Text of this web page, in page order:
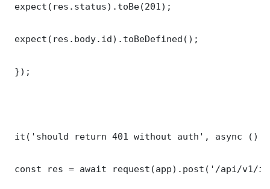
expect(res.status).toBe(201);
expect(res.body.id).toBeDefined();
});
it('should return 401 without auth', async ()
const res = await request(app).post('/api/v1/